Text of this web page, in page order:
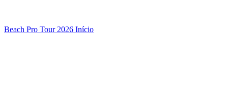
Beach Pro Tour 2026 Início